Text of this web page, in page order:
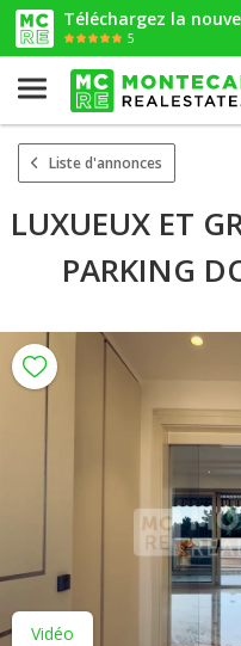
Téléchargez la
5
Liste d'annonces
LUXUEUX ET
PARKING
Vidéo